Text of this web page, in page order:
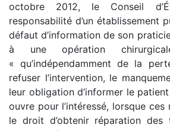
octobre 2012, le Conseil
responsabilité d’un établissement
défaut d’information de son
à une opération
« qu’indépendamment de la
refuser l’intervention, le
leur obligation d’informer le
ouvre pour l’intéressé, lorsque ces
le droit d’obtenir réparation des